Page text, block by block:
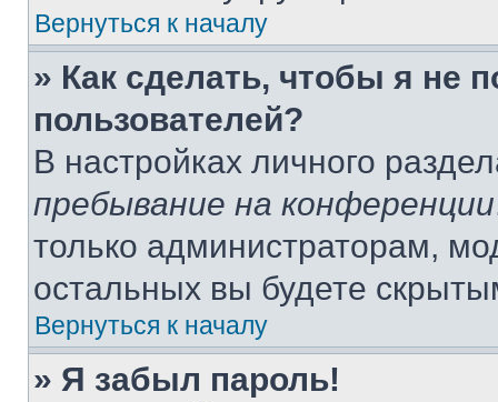
Вернуться к началу
» Как сделать, чтобы я не
пользователей?
В настройках личного
пребывание на конференции
только администраторам,
остальных вы будете
Вернуться к началу
» Я забыл пароль!